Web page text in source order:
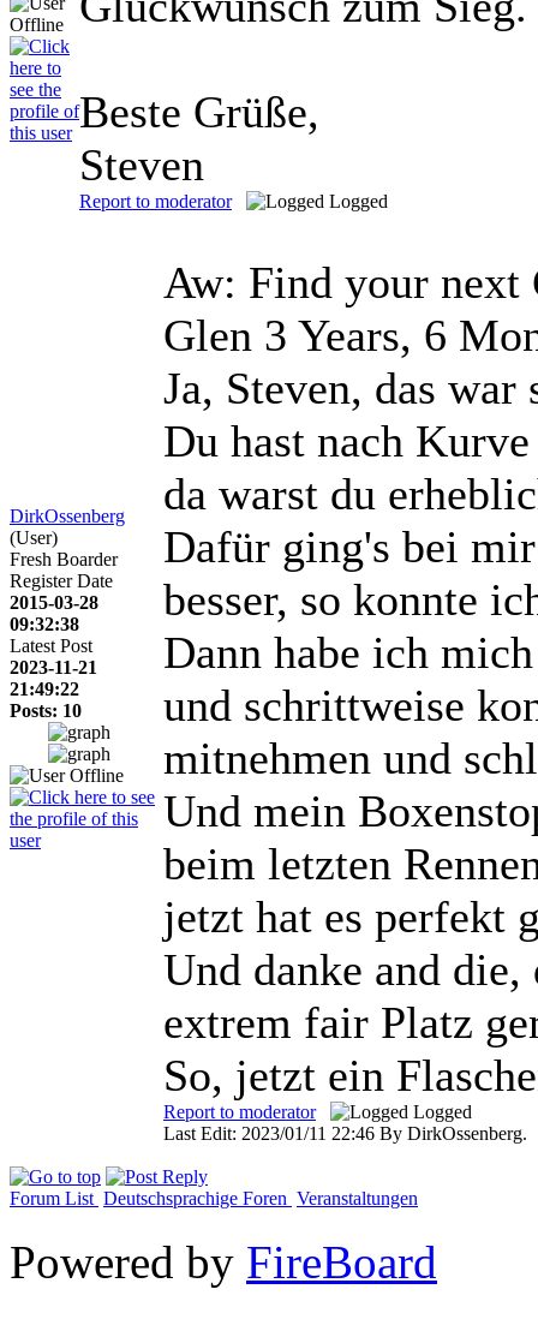
Beste Grüße,
Steven
Report to moderator Logged
DirkOssenberg
(User)
Fresh Boarder
Register Date
2015-03-28
09:32:38
Latest Post
2023-11-21
21:49:22
Posts: 10
Aw: Find your next
Glen 3 Years, 6
Ja, Steven, das war
Du hast nach
da warst du
Dafür ging's bei
besser, so konnte
Dann habe ich
und schrittweise
mitnehmen und
Und mein
beim letzten
jetzt hat es perfekt
Und danke and
extrem fair Platz
So, jetzt ein
Report to moderator
Logged
Last Edit: 2023/01/11 22:46 By DirkOssenberg.
Forum List Deutschsprachige Foren Veranstaltungen
Powered by FireBoard